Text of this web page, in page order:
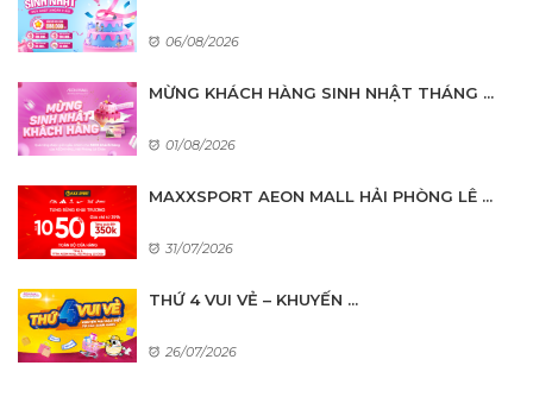
06/08/2026
MỪNG KHÁCH HÀNG SINH NHẬT THÁNG ...
01/08/2026
MAXXSPORT AEON MALL HẢI PHÒNG LÊ ...
31/07/2026
THỨ 4 VUI VẺ – KHUYẾN ...
26/07/2026